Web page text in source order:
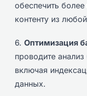
обеспечить
контенту из
6. Оптимизация
проводите
включая
данных.